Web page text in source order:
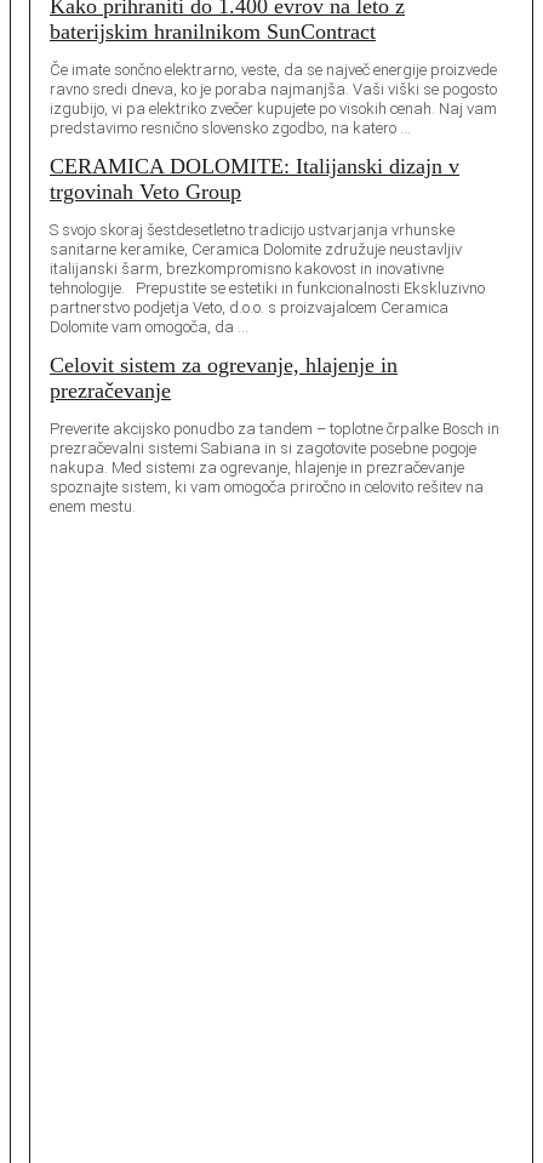
Kako prihraniti do 1.400 evrov na leto z
baterijskim hranilnikom SunContract
Če imate sončno elektrarno, veste, da se največ energije proizvede
ravno sredi dneva, ko je poraba najmanjša. Vaši viški se pogosto
izgubijo, vi pa elektriko zvečer kupujete po visokih cenah. Naj vam
predstavimo resnično slovensko zgodbo, na katero …
CERAMICA DOLOMITE: Italijanski dizajn v
trgovinah Veto Group
S svojo skoraj šestdesetletno tradicijo ustvarjanja vrhunske
sanitarne keramike, Ceramica Dolomite združuje neustavljiv
italijanski šarm, brezkompromisno kakovost in inovativne
tehnologije. Prepustite se estetiki in funkcionalnosti Ekskluzivno
partnerstvo podjetja Veto, d.o.o. s proizvajalcem Ceramica
Dolomite vam omogoča, da …
Celovit sistem za ogrevanje, hlajenje in
prezračevanje
Preverite akcijsko ponudbo za tandem – toplotne črpalke Bosch in
prezračevalni sistemi Sabiana in si zagotovite posebne pogoje
nakupa. Med sistemi za ogrevanje, hlajenje in prezračevanje
spoznajte sistem, ki vam omogoča priročno in celovito rešitev na
enem mestu.